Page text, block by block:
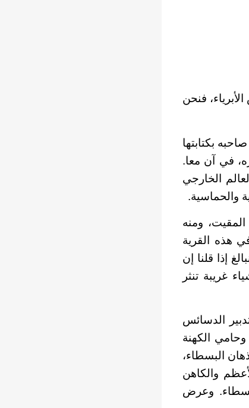
فنحن
بكتابتها
في آن معا.
الخارجي
والحماسية.
ومنه
هذه القرية
إذا قلنا إن
غريبة تنثر
الدسائس
وحامي الكهنة
البسطاء،
والكاهن
وعرض